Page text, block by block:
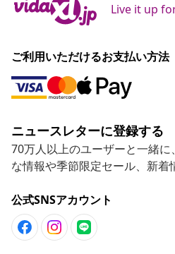
Live it up
ご利用いただけるお支払い方法
ニュースレターに登録する
70万人以上のユーザーと一緒
な情報や季節限定セール、新着
公式SNSアカウント